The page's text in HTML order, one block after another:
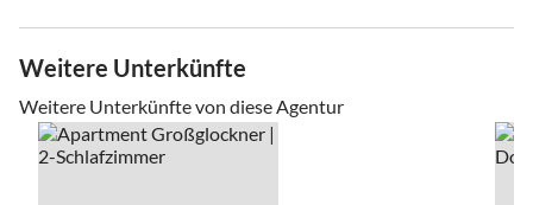
Weitere Unterkünfte
Weitere Unterkünfte von diese Agentur